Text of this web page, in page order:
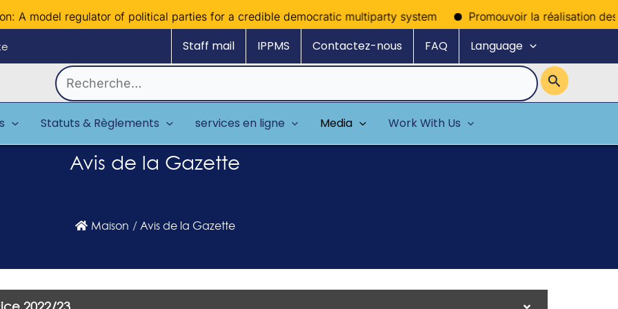
A model regulator of political parties for a credible democratic multiparty system Promouvoir la réalisation des
Staff mail IPPMS Contactez-nous FAQ Language
Rechercher :
Statuts & Règlements services en ligne Media Work With Us
Avis de la Gazette
Maison / Avis de la Gazette